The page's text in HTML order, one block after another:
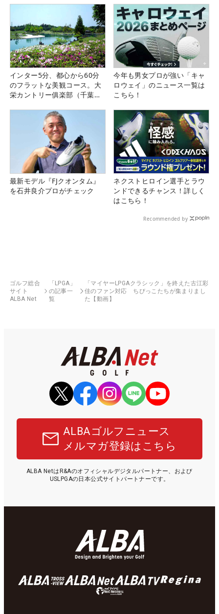
インター5分、都心から60分
のフラットな美観コース。大
栄カントリー俱楽部（千葉
今年も男女プロが強い「キャ
ロウェイ」のニュース一覧は
こちら！
最新モデル『FJクオンタム』
を石井良介プロがチェック
ネクストヒロイン選手とラウ
ンドできるチャンス！詳しく
はこちら！
Recommended by
ゴルフ総合
サイト
ALBA Net
「LPGA」
の記事一
覧
「マイヤーLPGAクラシック」を終えた古江彩
佳のファン対応 ちびっこたちが集まりまし
た【動画】
ALBAゴルフニュース
メルマガ登録はこちら
ALBA NetはR&Aのオフィシャルデジタルパートナー、および
USLPGAの日本公式サイトパートナーです。